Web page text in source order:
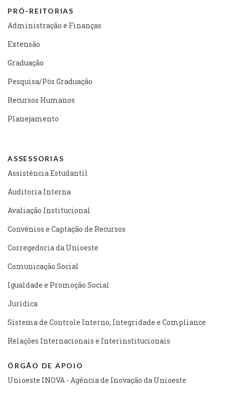
PRÓ-REITORIAS
Administração e Finanças
Extensão
Graduação
Pesquisa/Pós Graduação
Recursos Humanos
Planejamento
ASSESSORIAS
Assistência Estudantil
Auditoria Interna
Avaliação Institucional
Convênios e Captação de Recursos
Corregedoria da Unioeste
Comunicação Social
Igualdade e Promoção Social
Jurídica
Sistema de Controle Interno, Integridade e Compliance
Relações Internacionais e Interinstitucionais
ÓRGÃO DE APOIO
Unioeste INOVA - Agência de Inovação da Unioeste